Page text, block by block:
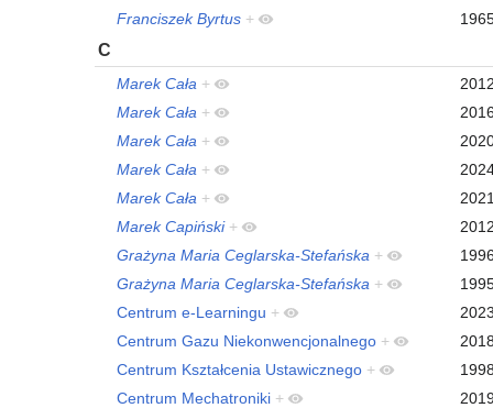
Franciszek Byrtus +
C
Marek Cała +
Marek Cała +
Marek Cała +
Marek Cała +
Marek Cała +
Marek Capiński +
Grażyna Maria Ceglarska-Stefańska +
Grażyna Maria Ceglarska-Stefańska +
Centrum e-Learningu +
Centrum Gazu Niekonwencjonalnego +
Centrum Kształcenia Ustawicznego +
Centrum Mechatroniki +